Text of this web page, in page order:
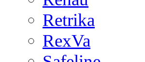
Retrika
RexVa